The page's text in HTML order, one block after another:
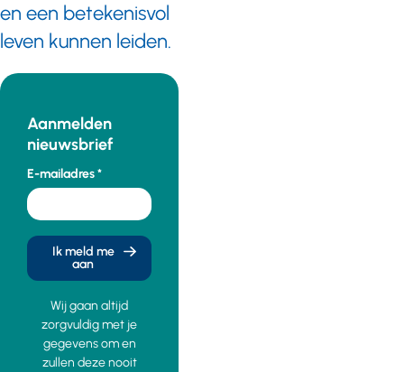
en een betekenisvol
leven kunnen leiden.
Aanmelden
nieuwsbrief
E-mailadres
Ik meld me
aan
Wij gaan altijd
zorgvuldig met je
gegevens om en
zullen deze nooit